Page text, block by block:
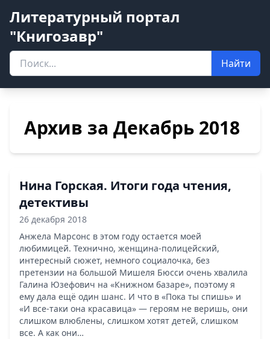
Литературный портал
"Книгозавр"
Найти
Архив за Декабрь 2018
Нина Горская. Итоги года чтения,
детективы
26 декабря 2018
Анжела Марсонс в этом году остается моей
любимицей. Технично, женщина-полицейский,
интересный сюжет, немного социалочка, без
претензии на большой Мишеля Бюсси очень хвалила
Галина Юзефович на «Книжном базаре», поэтому я
ему дала ещё один шанс. И что в «Пока ты спишь» и
«И все-таки она красавица» — героям не веришь, они
слишком влюблены, слишком хотят детей, слишком
все. А как они…